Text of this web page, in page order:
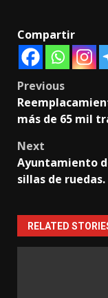
Compartir
Post
Previous
más de 65 mil
Next
Ayuntamiento
sillas de ruedas.
RELATED